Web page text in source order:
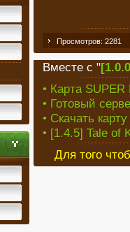
Просмотров: 2281
Вместе с "
• Карта
• Готовый
• Скачать
• [1.4.5] Tale of
Для того